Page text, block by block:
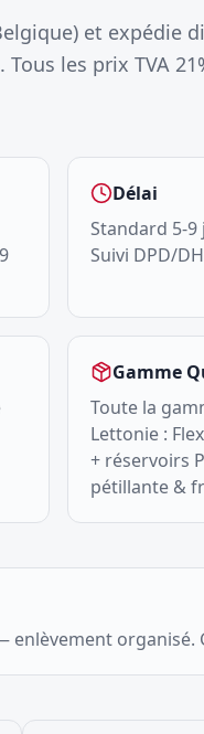
et expédie
les prix TVA
Délai
Standard 5-
Suivi DPD/
Gamme
Toute la
Lettonie :
+ réservoirs
pétillante &